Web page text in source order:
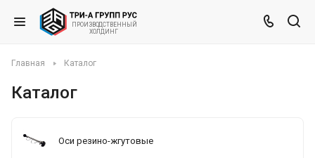
ПРОИЗВО ДСТВЕННЫЙ
Х ОЛДИНГ
Главная Каталог
Каталог
Оси резино-жгутовые